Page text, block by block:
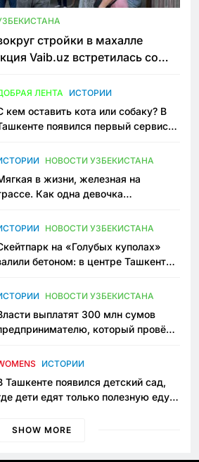
стройки в махалле
Vaib.uz встретилась со
ЛЕНТА ИСТОРИИ
кем оставить кота или собаку? В
появился первый сервис
НОВОСТИ УЗБЕКИСТАНА
в жизни, железная на
Как одна девочка
НОВОСТИ УЗБЕКИСТАНА
на «Голубых куполах»
бетоном: в центре Ташкента
НОВОСТИ УЗБЕКИСТАНА
выплатят 300 млн сумов
который провёл
ИСТОРИИ
Ташкенте появился детский сад,
дети едят только полезную еду.
просить «кашу без сахара»
SHOW MORE